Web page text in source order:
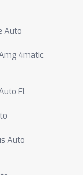
Auto
4matic
Fl
Auto